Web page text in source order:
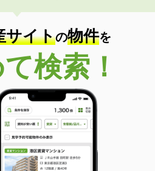
サイトの物件を
検索！